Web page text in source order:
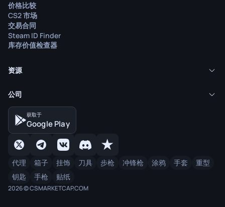
价格比较
CS2 市场
交易合同
Steam ID Finder
库存价值检查器
资源
公司
获取于
Google Play
代理 箱子 挂饰 刀具 步枪 冲锋枪 涂鸦 手套
重型
钥匙
手枪 贴纸
2026 © CSMARKETCAP.COM